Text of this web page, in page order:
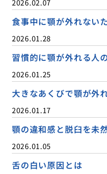
2026.02.07
食事中に顎が外れない
2026.01.28
習慣的に顎が外れる人
2026.01.25
大きなあくびで顎が外
2026.01.17
顎の違和感と脱臼を未
2026.01.05
舌の白い原因とは